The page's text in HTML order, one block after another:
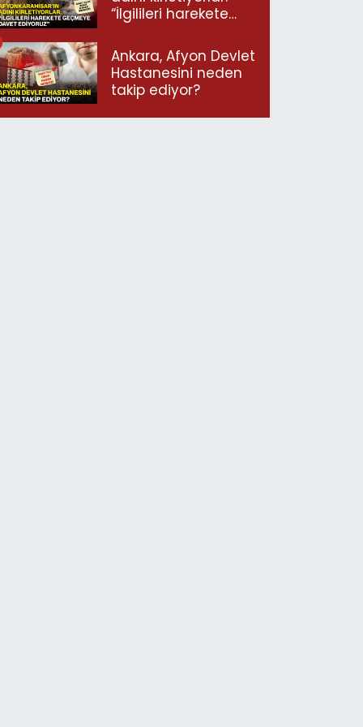
“İlgilileri harekete
ediyoruz”
Ankara, Afyon Devlet
Hastanesini neden
takip ediyor?